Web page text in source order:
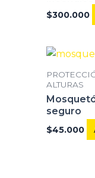
$300.000
ALTURAS
seguro
$45.000